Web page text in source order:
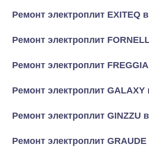
Ремонт электроплит EXITEQ
Ремонт электроплит
Ремонт электроплит
Ремонт электроплит GALAXY
Ремонт электроплит GINZZU
Ремонт электроплит